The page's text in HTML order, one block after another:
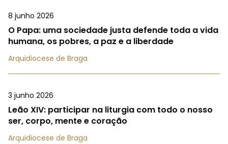
8 junho 2026
O Papa: uma sociedade justa defende toda a vida
humana, os pobres, a paz e a liberdade
Arquidiocese de Braga
3 junho 2026
Leão XIV: participar na liturgia com todo o nosso
ser, corpo, mente e coração
Arquidiocese de Braga